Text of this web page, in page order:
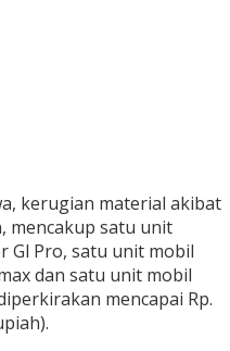
kerugian material akibat
mencakup satu unit
Gl Pro, satu unit mobil
dan satu unit mobil
mencapai Rp.